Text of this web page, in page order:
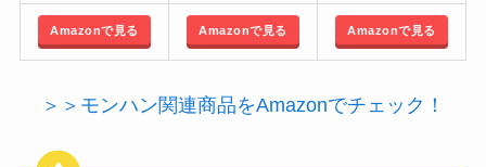
Amazonで見る Amazonで見る Amazonで見る
＞＞モンハン関連商品をAmazonでチェック！